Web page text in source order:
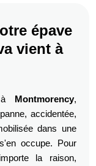
épave
vient à
à Montmorency,
accidentée,
dans une
occupe. Pour
la raison,